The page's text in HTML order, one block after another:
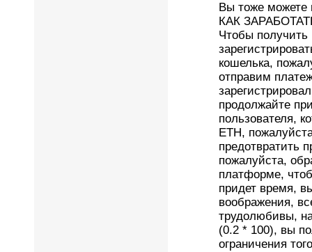
Вы тоже можете
КАК
Чтобы получить
кошелька,
отправим
продолжайте
пользователя,
ETH,
предотвратить
пожалуйста,
платформе,
придет время,
воображения,
трудолюбивы,
(0.2 * 100), вы
ограничения